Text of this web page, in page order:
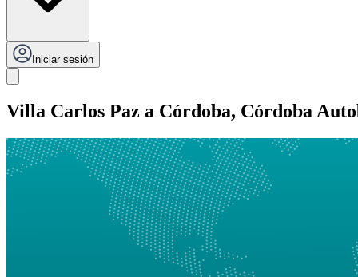
Iniciar sesión
Villa Carlos Paz a Córdoba, Córdoba